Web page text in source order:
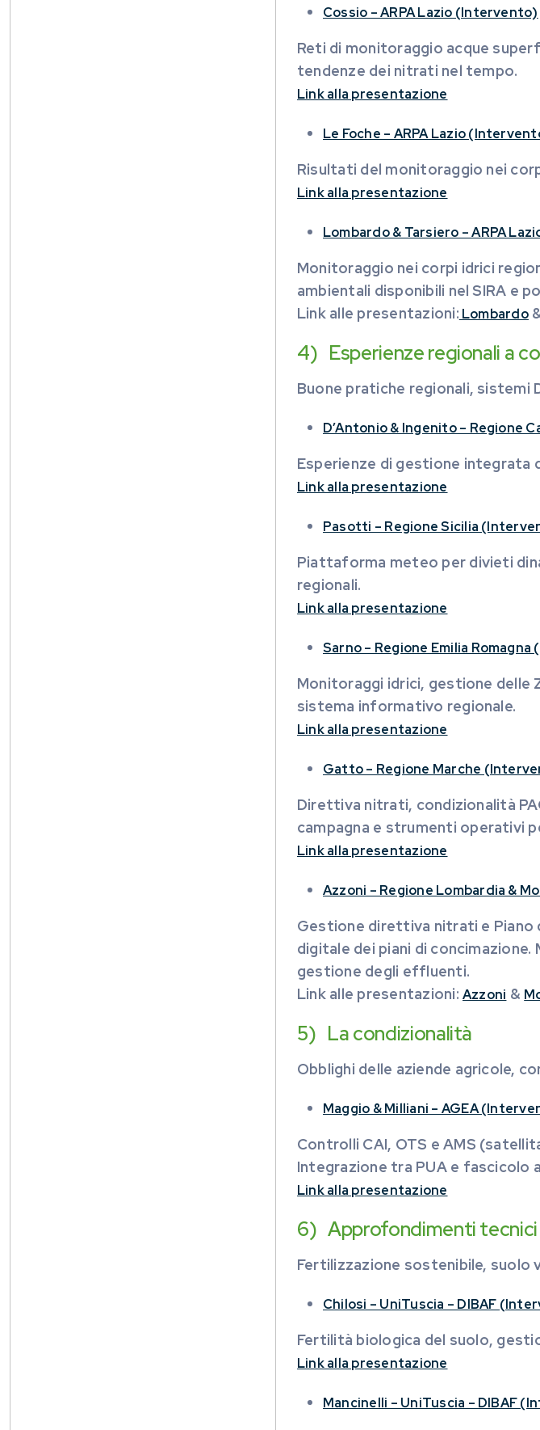
Cossio – ARPA Lazio (Intervento)
Reti di monitoraggio acque
tendenze dei nitrati nel tempo.
Link alla presentazione
Le Foche – ARPA Lazio
Risultati del monitoraggio nei
Link alla presentazione
Lombardo & Tarsiero – ARPA
Monitoraggio nei corpi idrici
ambientali disponibili nel SIRA e
Link alle presentazioni: Lombardo
4) Esperienze regionali a
Buone pratiche regionali, sistemi
D’Antonio & Ingenito – Regione
Esperienze di gestione integrata
Link alla presentazione
Pasotti – Regione Sicilia
Piattaforma meteo per divieti
regionali.
Link alla presentazione
Sarno – Regione Emilia
Monitoraggi idrici, gestione delle
sistema informativo regionale.
Link alla presentazione
Gatto – Regione Marche
Direttiva nitrati, condizionalità
campagna e strumenti operativi
Link alla presentazione
Azzoni – Regione Lombardia &
Gestione direttiva nitrati e Piano
digitale dei piani di
gestione degli effluenti.
Link alle presentazioni: Azzoni &
5) La condizionalità
Obblighi delle aziende agricole,
Maggio & Milliani – AGEA
Controlli CAI, OTS e AMS
Integrazione tra PUA e fascicolo
Link alla presentazione
6) Approfondimenti tecnici
Fertilizzazione sostenibile, suolo
Chilosi – UniTuscia – DIBAF
Fertilità biologica del suolo,
Link alla presentazione
Mancinelli – UniTuscia – DIBAF